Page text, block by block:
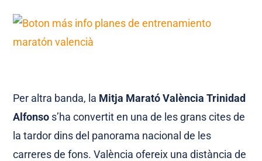
Per altra banda, la Mitja Marató València Trinidad
Alfonso s’ha convertit en una de les grans cites de
la tardor dins del panorama nacional de les
carreres de fons. València ofereix una distància de